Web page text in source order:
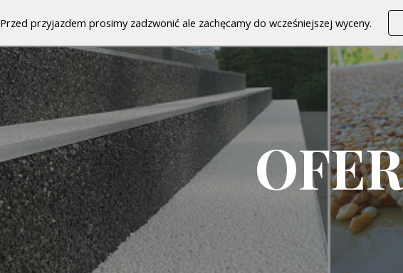
Skip to main content Skip to
Przed przyjazdem prosimy zadzwonić ale zachęcamy do wcześniejszej wyceny.